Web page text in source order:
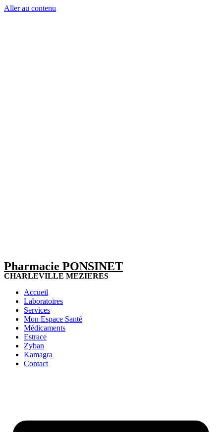
Aller au contenu
Pharmacie PONSINET
CHARLEVILLE MEZIERES
Accueil
Laboratoires
Services
Mon Espace Santé
Médicaments
Estrace
Zyban
Kamagra
Contact